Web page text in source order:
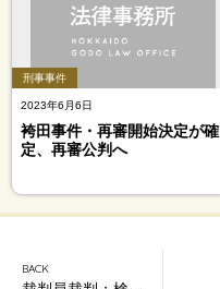
刑事事件
2023年6月6日
袴田事件・再審開始決定が確
定、再審公判へ
BACK